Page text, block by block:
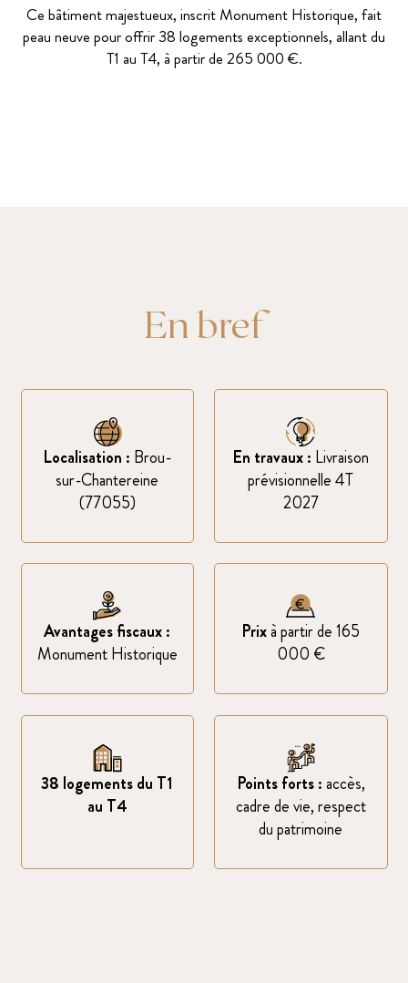
Ce bâtiment majestueux, inscrit Monument Historique, fait
peau neuve pour offrir 38 logements exceptionnels, allant du
T1 au T4, à partir de 265 000 €.
En bref
Localisation : Brou-
sur-Chantereine
(77055)
En travaux : Livraison
prévisionnelle 4T
2027
Avantages fiscaux :
Monument Historique
Prixà partir de 165
000 €
38 logements du T1
au T4
Points forts :accès,
cadre de vie, respect
du patrimoine